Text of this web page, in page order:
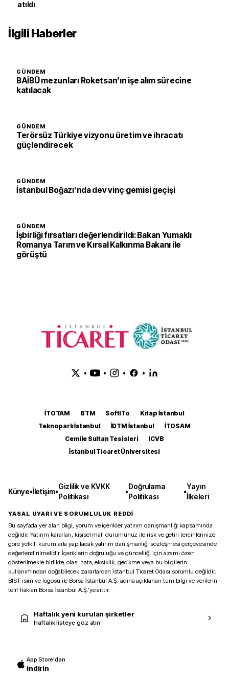
atıldı
İlgili Haberler
GÜNDEM
BAİBÜ mezunları Roketsan’ın işe alım sürecine
katılacak
GÜNDEM
Terörsüz Türkiye vizyonu üretim ve ihracatı
güçlendirecek
GÜNDEM
İstanbul Boğazı’nda dev vinç gemisi geçişi
GÜNDEM
İşbirliği fırsatları değerlendirildi: Bakan Yumaklı
Romanya Tarım ve Kırsal Kalkınma Bakanı ile
görüştü
• • • •
İTOTAM BTM SoftITo
Kitap İstanbul
Teknopark İstanbul
İDTM İstanbul
İTOSAM
Cemile Sultan Tesisleri
ICVB
İstanbul Ticaret Üniversitesi
Künye•İletişim•
Gizlilik ve KVKK
Politikası
•
Doğrulama
Politikası
•
Yayın
İlkeleri
YASAL UYARI VE SORUMLULUK REDDİ
Bu sayfada yer alan bilgi, yorum ve içerikler yatırım danışmanlığı kapsamında
değildir. Yatırım kararları, kişisel mali durumunuz ile risk ve getiri tercihlerinize
göre yetkili kurumlarla yapılacak yatırım danışmanlığı sözleşmesi çerçevesinde
değerlendirilmelidir. İçeriklerin doğruluğu ve güncelliği için azami özen
gösterilmekle birlikte, olası hata, eksiklik, gecikme veya bu bilgilerin
kullanımından doğabilecek zararlardan İstanbul Ticaret Odası sorumlu değildir.
BIST isim ve logosu ile Borsa İstanbul A.Ş. adına açıklanan tüm bilgi ve verilerin
telif hakları Borsa İstanbul A.Ş.’ye aittir.
Haftalık yeni kurulan şirketler
Haftalık listeye göz atın
App Store'dan
indirin